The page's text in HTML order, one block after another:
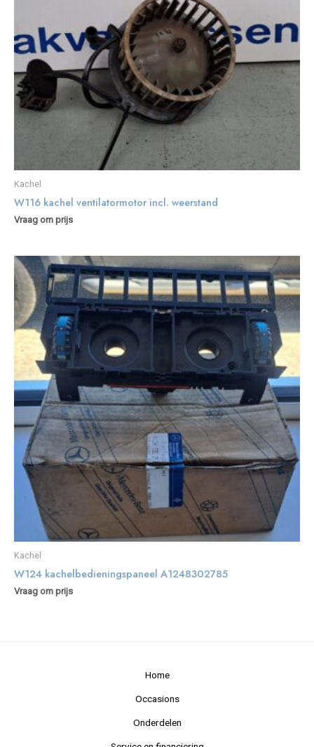
Kachel
W116 kachel ventilatormotor incl. weerstand
Vraag om prijs
Kachel
W124 kachelbedieningspaneel A1248302785
Vraag om prijs
Home
Occasions
Onderdelen